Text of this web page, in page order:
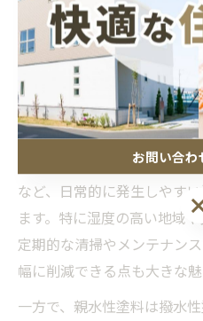
雨水を利用したセルフクリ
期維持です。親水性塗料は
雨水がなじみやすくなり、
洗い流されます。これによ
が定着しにくく、外壁のき
また、親水性塗料はカビや
など、日常的に発生しやす
ます。特に湿度の高い地域
定期的な清掃やメンテナン
幅に削減できる点も大きな魅
一方で、親水性塗料は撥水
お問い合
お問い合わ